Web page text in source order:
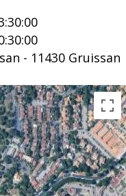
- 11430 Gruissan